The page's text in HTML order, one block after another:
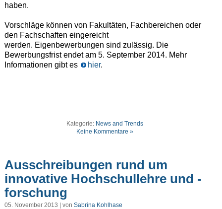
haben.
Vorschläge können von Fakultäten, Fachbereichen oder
den Fachschaften eingereicht
werden. Eigenbewerbungen sind zulässig. Die
Bewerbungsfrist endet am 5. September 2014. Mehr
Informationen gibt es
hier.
Kategorie: News and Trends
Keine Kommentare »
Ausschreibungen rund um
innovative Hochschullehre und -
forschung
05. November 2013 | von Sabrina Kohlhase